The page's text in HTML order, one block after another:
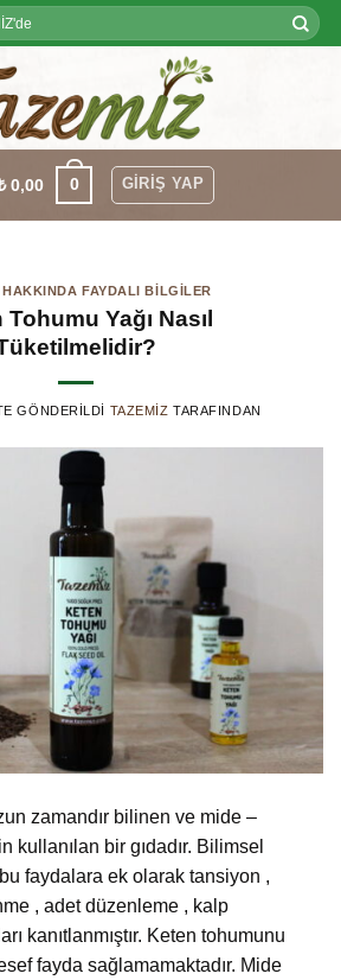
0,00 0 GIRIŞ YAP
FAYDALI BILGILER
Yağı Nasıl
GÖNDERILDI TAZEMIZ TARAFINDAN
zamandır bilinen ve mide –
kullanılan bir gıdadır. Bilimsel
faydalara ek olarak tansiyon ,
, adet düzenleme , kalp
kanıtlanmıştır. Keten tohumunu
fayda sağlamamaktadır. Mide